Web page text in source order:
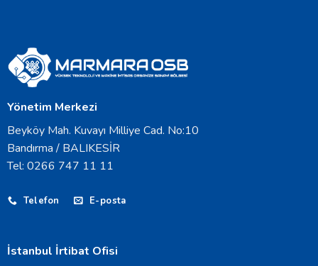
Yönetim Merkezi
Beyköy Mah. Kuvayı Milliye Cad. No:10
Bandırma / BALIKESİR
Tel: 0266 747 11 11
Telefon E-posta
İstanbul İrtibat Ofisi